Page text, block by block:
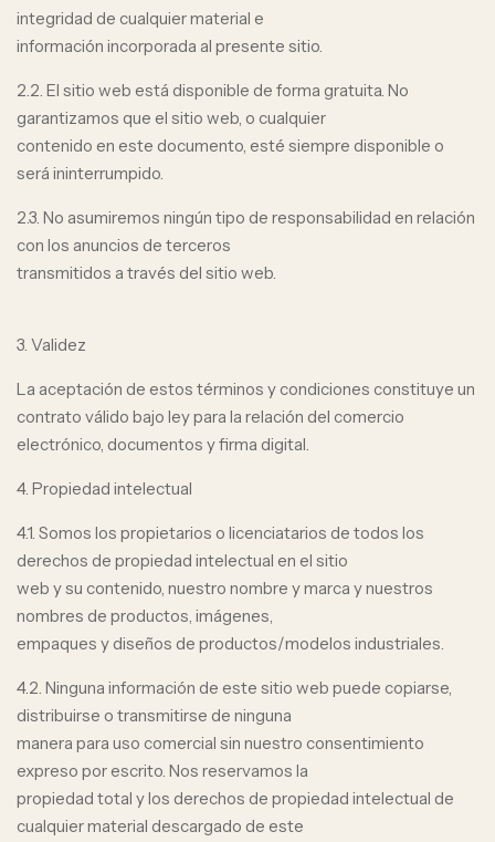
integridad de cualquier material e
información incorporada al presente sitio.
2.2. El sitio web está disponible de forma gratuita. No
garantizamos que el sitio web, o cualquier
contenido en este documento, esté siempre disponible o
será ininterrumpido.
2.3. No asumiremos ningún tipo de responsabilidad en relación
con los anuncios de terceros
transmitidos a través del sitio web.
3. Validez
La aceptación de estos términos y condiciones constituye un
contrato válido bajo ley para la relación del comercio
electrónico, documentos y firma digital.
4. Propiedad intelectual
4.1. Somos los propietarios o licenciatarios de todos los
derechos de propiedad intelectual en el sitio
web y su contenido, nuestro nombre y marca y nuestros
nombres de productos, imágenes,
empaques y diseños de productos/modelos industriales.
4.2. Ninguna información de este sitio web puede copiarse,
distribuirse o transmitirse de ninguna
manera para uso comercial sin nuestro consentimiento
expreso por escrito. Nos reservamos la
propiedad total y los derechos de propiedad intelectual de
cualquier material descargado de este